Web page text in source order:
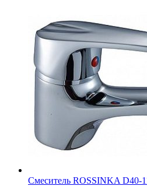
Смеситель ROSSINKA D40-